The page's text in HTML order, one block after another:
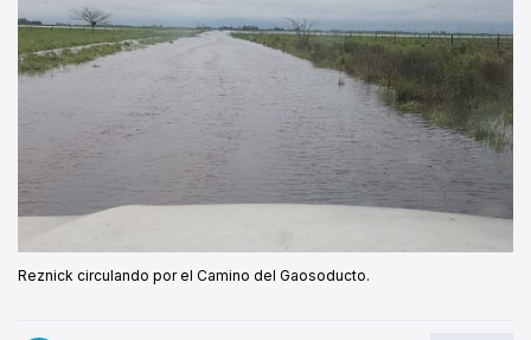
Reznick circulando por el Camino del Gaosoducto.